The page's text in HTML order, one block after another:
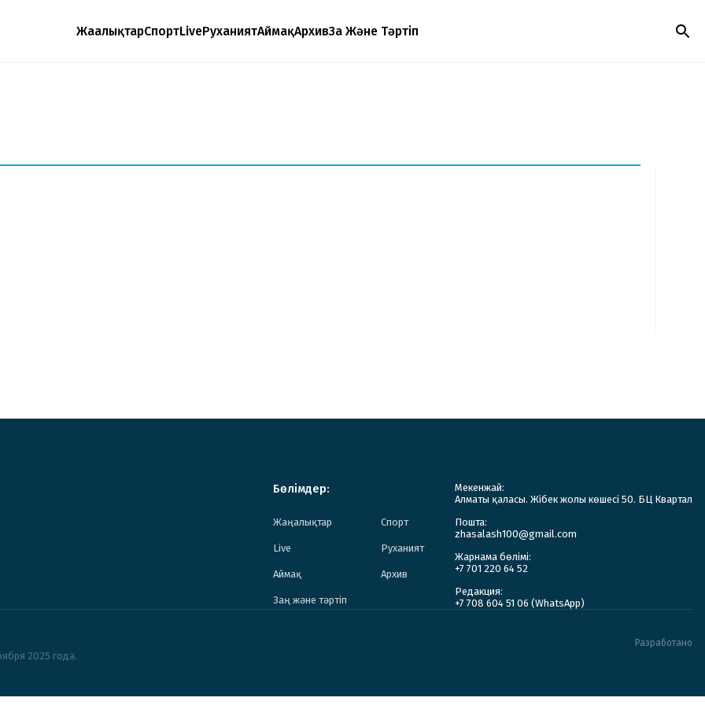
ЖаңалықтарСпортLiveРуханиятАймақАрхивЗаң Және Тәртіп
Бөлімдер:
Жаңалықтар Спорт
Live Руханият
Аймақ Архив
Заң және тәртіп
Мекенжай:
Алматы қаласы. Жібек жолы көшесі 50. БЦ Квартал
Пошта:
zhasalash100@gmail.com
Жарнама бөлімі:
+7 701 220 64 52
Редакция:
+7 708 604 51 06 (WhatsApp)
2025 года.
Разработано